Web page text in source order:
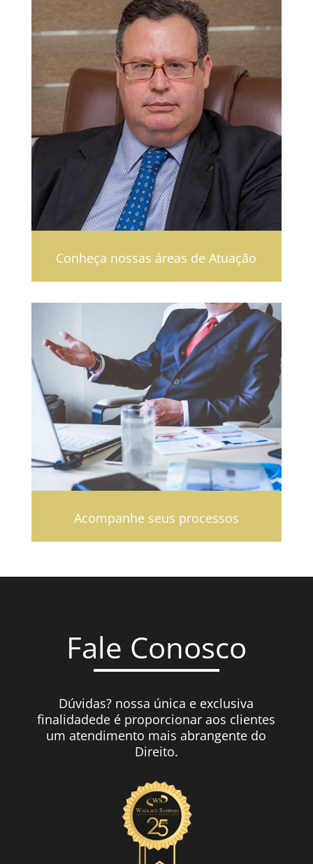
Conheça nossas áreas de Atuação
Acompanhe seus processos
Fale Conosco
Dúvidas? nossa única e exclusiva
finalidadede é proporcionar aos clientes
um atendimento mais abrangente do
Direito.